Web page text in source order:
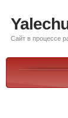
Сайт в процессе